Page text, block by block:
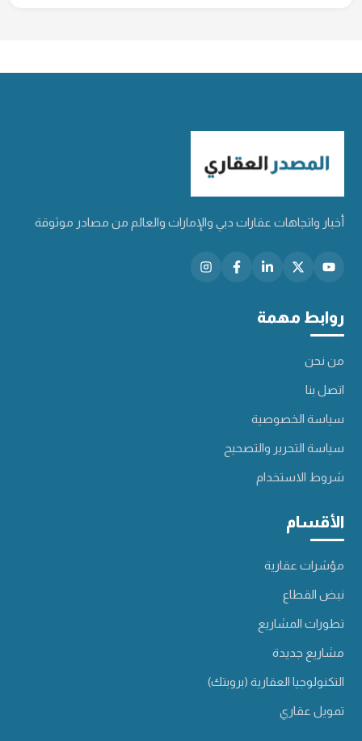
أخبار واتجاهات عقارات دبي والإمارات والعالم من مصادر موثوقة
روابط مهمة
من نحن
اتصل بنا
سياسة الخصوصية
سياسة التحرير والتصحيح
شروط الاستخدام
الأقسام
مؤشرات عقارية
نبض القطاع
تطورات المشاريع
مشاريع جديدة
التكنولوجيا العقارية (بروبتك)
تمويل عقاري